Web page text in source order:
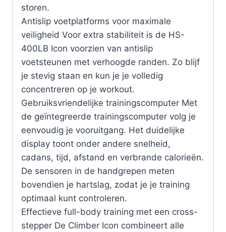
storen.
Antislip voetplatforms voor maximale
veiligheid Voor extra stabiliteit is de HS-
400LB Icon voorzien van antislip
voetsteunen met verhoogde randen. Zo blijf
je stevig staan en kun je je volledig
concentreren op je workout.
Gebruiksvriendelijke trainingscomputer Met
de geïntegreerde trainingscomputer volg je
eenvoudig je vooruitgang. Het duidelijke
display toont onder andere snelheid,
cadans, tijd, afstand en verbrande calorieën.
De sensoren in de handgrepen meten
bovendien je hartslag, zodat je je training
optimaal kunt controleren.
Effectieve full-body training met een cross-
stepper De Climber Icon combineert alle